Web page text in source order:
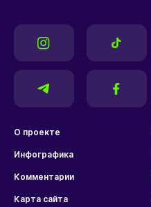
О проекте
Инфографика
Комментарии
Карта сайта